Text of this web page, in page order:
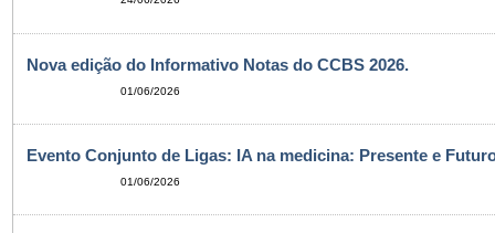
Nova edição do Informativo Notas do CCBS 2026.
01/06/2026
Evento Conjunto de Ligas: IA na medicina: Presente e
01/06/2026